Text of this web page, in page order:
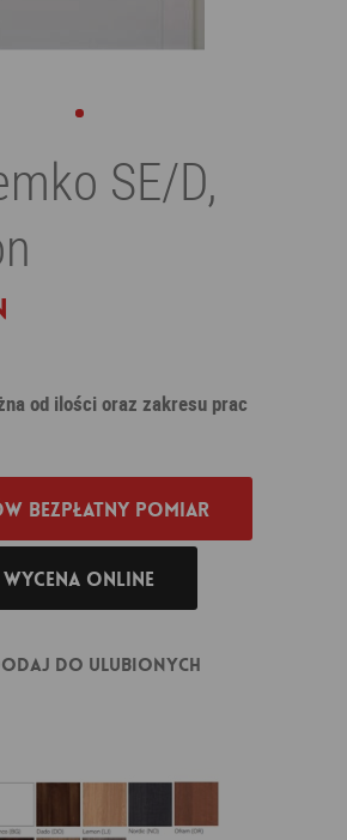
SE/D,
od ilości oraz zakresu prac
bezpłatny pomiar
Wycena online
do ulubionych